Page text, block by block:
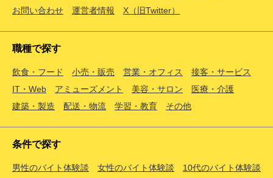
お問い合わせ
運営者情報 X（旧Twitter）
職種で探す
飲食・フード 小売・販売 営業・オフィス
接客・サービス
IT・Web
アミューズメント 美容・サロン
医療・介護
建築・製造
配送・物流 学習・教育 その他
条件で探す
男性のバイト体験談 女性のバイト体験談 10代のバイト体験談